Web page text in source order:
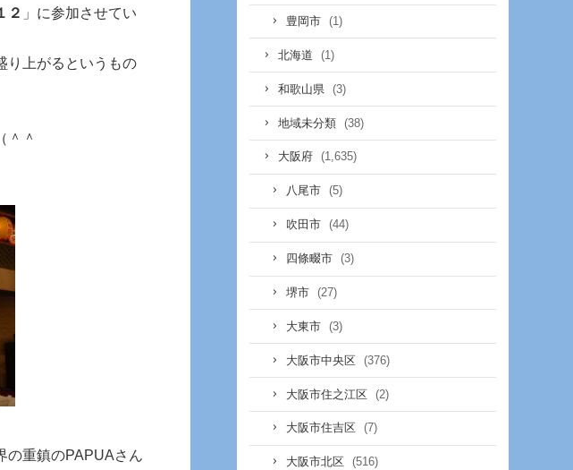
２ 」に参加させてい
り上がるというもの
＾＾
の重鎮のPAPUAさん
豊岡市 (1)
北海道 (1)
和歌山県 (3)
地域未分類 (38)
大阪府 (1,635)
八尾市 (5)
吹田市 (44)
四條畷市 (3)
堺市 (27)
大東市 (3)
大阪市中央区 (376)
大阪市住之江区 (2)
大阪市住吉区 (7)
大阪市北区 (516)